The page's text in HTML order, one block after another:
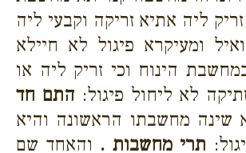
זריק ליה אתיא זריקה וקבעי ליה
ומעיקרא פיגול לא חיילא
הינוח וכי זריק ליה או
לא ליחול פיגול: התם חד
שינה מחשבתו הראשונה והיא
תרי מחשבות . והאחד שם